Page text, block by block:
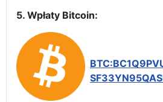
5. Wpłaty Bitcoin: